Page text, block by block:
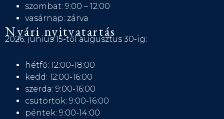
szombat: 9:00 – 12:00
vasárnap: zárva
Nyári nyitvatartás
2026. június 15-től augusztus 30-ig:
hétfő: 12:00-18:00
kedd: 12:00-16:00
szerda: 9:00-16:00
csütörtök: 9:00-16:00
péntek: 9:00-14:00